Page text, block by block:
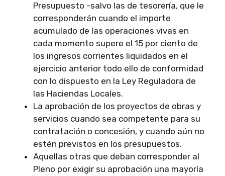
Presupuesto -salvo las de tesorería, que le
corresponderán cuando el importe
acumulado de las operaciones vivas en
cada momento supere el 15 por ciento de
los ingresos corrientes liquidados en el
ejercicio anterior todo ello de conformidad
con lo dispuesto en la Ley Reguladora de
las Haciendas Locales.
La aprobación de los proyectos de obras y
servicios cuando sea competente para su
contratación o concesión, y cuando aún no
estén previstos en los presupuestos.
Aquellas otras que deban corresponder al
Pleno por exigir su aprobación una mayoría